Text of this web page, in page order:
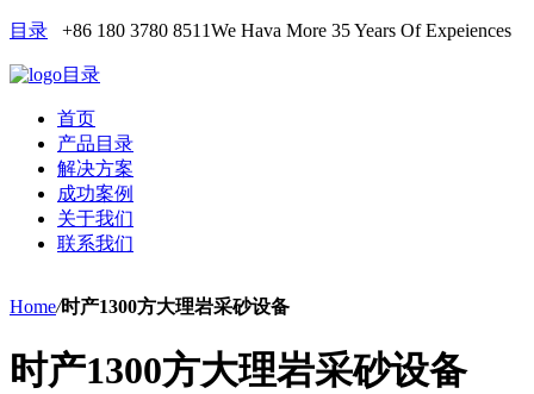
目录 +86 180 3780 8511We Hava More 35 Years Of Expeiences
目录
首页
产品目录
解决方案
成功案例
关于我们
联系我们
Home/时产1300方大理岩采砂设备
时产1300方大理岩采砂设备